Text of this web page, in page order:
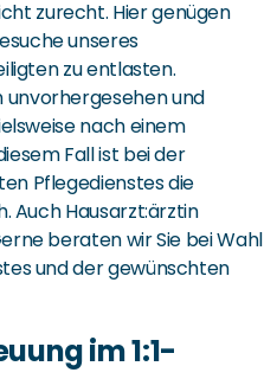
zurecht. Hier genügen
unseres
zu entlasten.
unvorhergesehen und
nach einem
Fall ist bei der
Pflegedienstes die
Auch Hausarzt:ärztin
beraten wir Sie bei Wahl
und der gewünschten
im 1:1-